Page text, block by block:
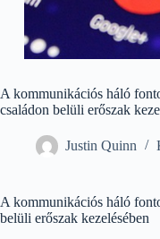
A kommunikációs háló
családon belüli erőszak
Justin Quinn
A kommunikációs háló
belüli erőszak kezelésében